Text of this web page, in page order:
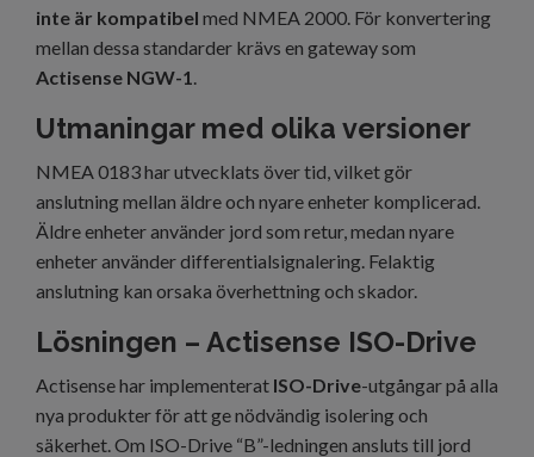
inte är kompatibel med NMEA 2000. För konvertering
mellan dessa standarder krävs en gateway som
Actisense NGW-1.
Utmaningar med olika versioner
NMEA 0183 har utvecklats över tid, vilket gör
anslutning mellan äldre och nyare enheter komplicerad.
Äldre enheter använder jord som retur, medan nyare
enheter använder differentialsignalering. Felaktig
anslutning kan orsaka överhettning och skador.
Lösningen – Actisense ISO-Drive
Actisense har implementerat ISO-Drive-utgångar på alla
nya produkter för att ge nödvändig isolering och
säkerhet. Om ISO-Drive “B”-ledningen ansluts till jord